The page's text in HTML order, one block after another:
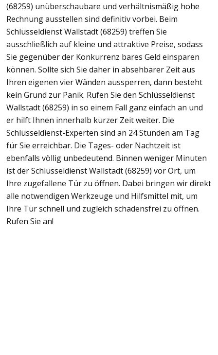
(68259) unüberschaubare und verhältnismäßig hohe
Rechnung ausstellen sind definitiv vorbei. Beim
Schlüsseldienst Wallstadt (68259) treffen Sie
ausschließlich auf kleine und attraktive Preise, sodass
Sie gegenüber der Konkurrenz bares Geld einsparen
können. Sollte sich Sie daher in absehbarer Zeit aus
Ihren eigenen vier Wänden aussperren, dann besteht
kein Grund zur Panik. Rufen Sie den Schlüsseldienst
Wallstadt (68259) in so einem Fall ganz einfach an und
er hilft Ihnen innerhalb kurzer Zeit weiter. Die
Schlüsseldienst-Experten sind an 24 Stunden am Tag
für Sie erreichbar. Die Tages- oder Nachtzeit ist
ebenfalls völlig unbedeutend. Binnen weniger Minuten
ist der Schlüsseldienst Wallstadt (68259) vor Ort, um
Ihre zugefallene Tür zu öffnen. Dabei bringen wir direkt
alle notwendigen Werkzeuge und Hilfsmittel mit, um
Ihre Tür schnell und zugleich schadensfrei zu öffnen.
Rufen Sie an!